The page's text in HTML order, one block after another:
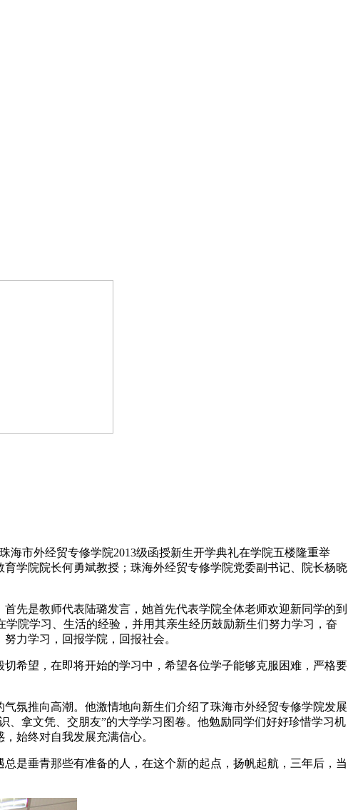
市外经贸专修学院2013级函授新生开学典礼在学院五楼隆重举
学院院长何勇斌教授；珠海外经贸专修学院党委副书记、院长杨晓
先是教师代表陆璐发言，她首先代表学院全体老师欢迎新同学的到
院学习、生活的经验，并用其亲生经历鼓励新生们努力学习，奋
力学习，回报学院，回报社会。
希望，在即将开始的学习中，希望各位学子能够克服困难，严格要
氛推向高潮。他激情地向新生们介绍了珠海市外经贸专修学院发展
拿文凭、交朋友”的大学学习图卷。他勉励同学们好好珍惜学习机
始终对自我发展充满信心。
是垂青那些有准备的人，在这个新的起点，扬帆起航，三年后，当